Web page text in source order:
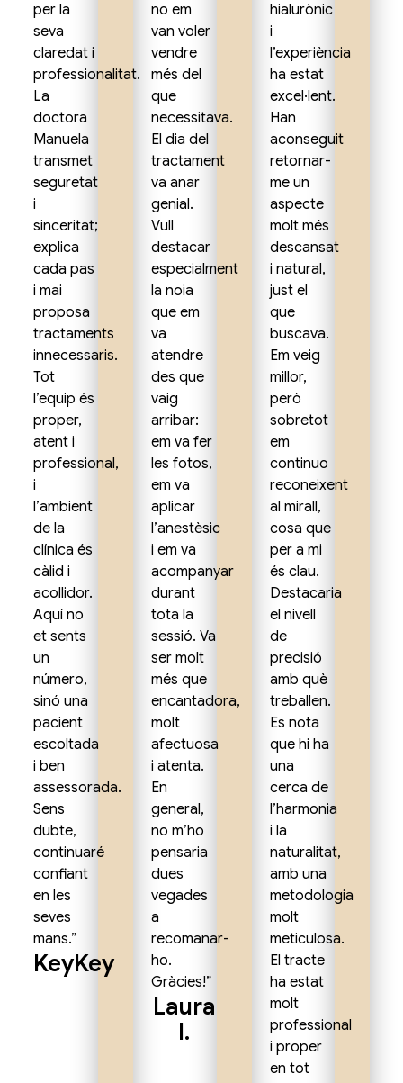
per la
seva
claredat i
professionalitat.
La
doctora
Manuela
transmet
seguretat
i
sinceritat;
explica
cada pas
i mai
proposa
tractaments
innecessaris.
Tot
l’equip és
proper,
atent i
professional,
i
l’ambient
de la
clínica és
càlid i
acollidor.
Aquí no
et sents
un
número,
sinó una
pacient
escoltada
i ben
assessorada.
Sens
dubte,
continuaré
confiant
en les
seves
mans.”
KeyKey
no em
van voler
vendre
més del
que
necessitava.
El dia del
tractament
va anar
genial.
Vull
destacar
especialment
la noia
que em
va
atendre
des que
vaig
arribar:
em va fer
les fotos,
em va
aplicar
l’anestèsic
i em va
acompanyar
durant
tota la
sessió. Va
ser molt
més que
encantadora,
molt
afectuosa
i atenta.
En
general,
no m’ho
pensaria
dues
vegades
a
recomanar-
ho.
Gràcies!”
Laura
I.
hialurònic
i
l’experiència
ha estat
excel·lent.
Han
aconseguit
retornar-
me un
aspecte
molt més
descansat
i natural,
just el
que
buscava.
Em veig
millor,
però
sobretot
em
continuo
reconeixent
al mirall,
cosa que
per a mi
és clau.
Destacaria
el nivell
de
precisió
amb què
treballen.
Es nota
que hi ha
una
cerca de
l’harmonia
i la
naturalitat,
amb una
metodologia
molt
meticulosa.
El tracte
ha estat
molt
professional
i proper
en tot